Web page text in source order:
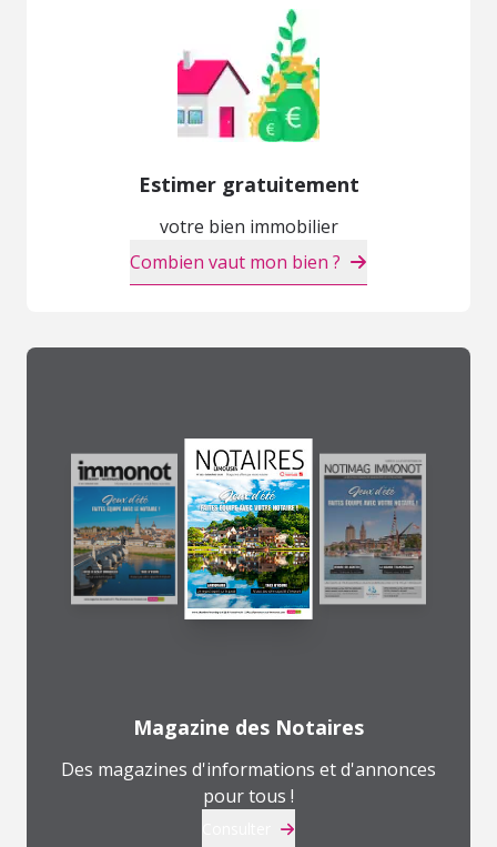
Estimer gratuitement
votre bien immobilier
Combien vaut mon bien ?
Magazine des Notaires
Des magazines d'informations et d'annonces
pour tous !